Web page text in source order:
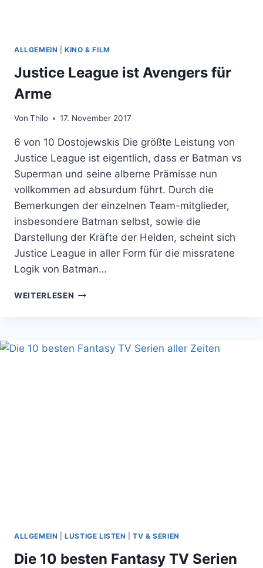
ALLGEMEIN |KINO & FILM
Justice League ist Avengers für
Arme
Von Thilo 17. November 2017
6 von 10 Dostojewskis Die größte Leistung von
Justice League ist eigentlich, dass er Batman vs
Superman und seine alberne Prämisse nun
vollkommen ad absurdum führt. Durch die
Bemerkungen der einzelnen Team-mitglieder,
insbesondere Batman selbst, sowie die
Darstellung der Kräfte der Helden, scheint sich
Justice League in aller Form für die missratene
Logik von Batman…
WEITERLESEN JUSTICE
ARME
ALLGEMEIN |LUSTIGE LISTEN |TV & SERIEN
Die 10 besten Fantasy TV Serien